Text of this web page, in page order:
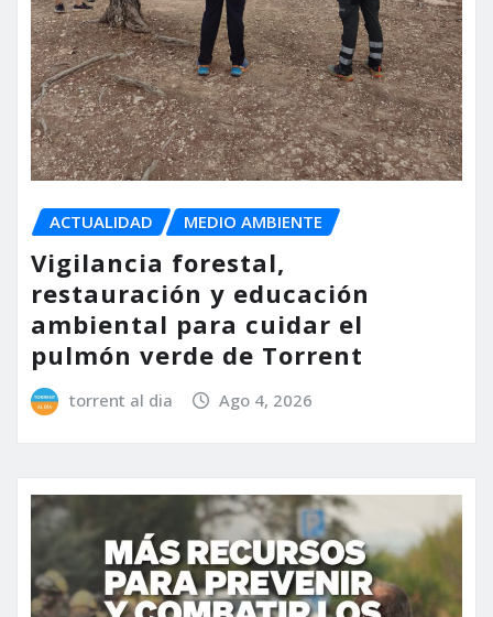
ACTUALIDAD MEDIO AMBIENTE
Vigilancia forestal,
restauración y educación
ambiental para cuidar el
pulmón verde de Torrent
torrent al dia Ago 4, 2026